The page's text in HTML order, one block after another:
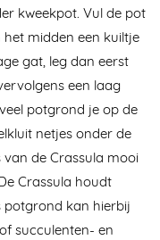
kweekpot. Vul de pot
midden een kuiltje
gat, leg dan eerst
een laag
potgrond je op de
netjes onder de
de Crassula mooi
Crassula houdt
potgrond kan hierbij
succulenten- en